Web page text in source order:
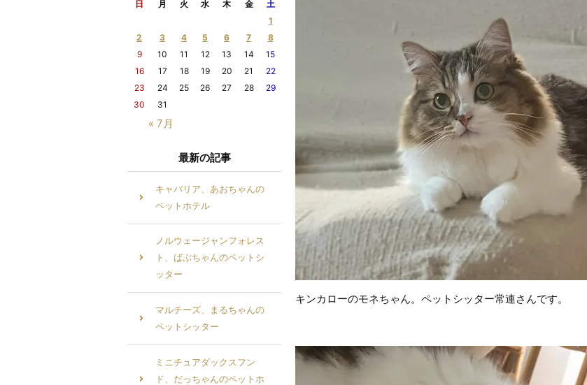
キンカローのモネちゃん。ペットシッター常連さんです。
日 月 火 水 木 金 土
« 7月
1
2
3 4 5 6 7
8
9
10 11 12 13 14
15
16
17 18 19 20 21
22
23
24 25 26 27 28
29
30
31
最新の記事
キャバリア、あおちゃんの
ペットホテル
ノルウェージャンフォレス
ト、ばぶちゃんのペットシ
ッター
マルチーズ、まるちゃんの
ペットシッター
ミニチュアダックスフン
ド、だっちゃんのペットホ